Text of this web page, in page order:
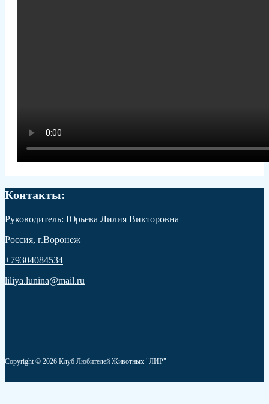
Контакты:
Руководитель: Юрьева Лилия Викторовна
Россия, г.Воронеж
+79304084534
liliya.lunina@mail.ru
Copyright © 2026 Клуб Любителей Животных "ЛИР"